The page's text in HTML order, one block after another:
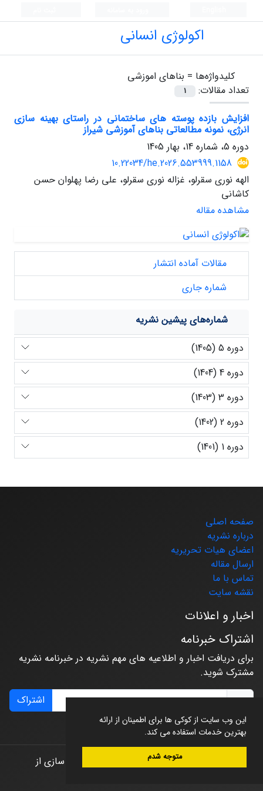
این وب سایت از کوکی ها برای اطمینان از ارائه
بهترین خدمات استفاده می کند.
متوجه شدم
اکولوژی انسانی
کلیدواژه‌ها = بناهای اموزشی
تعداد مقالات:
1
افزایش بازده پوسته های ساختمانی در راستای بهینه سازی
انرژی، نمونه مطالعاتی بناهای آموزشی شیراز
دوره 5، شماره 14، بهار 1405
10.22034/he.2026.553999.1158
الهه نوری سقرلو، غزاله نوری سقرلو، علی رضا پهلوان حسن
کاشانی
مشاهده مقاله
مقالات آماده انتشار
شماره جاری
شماره‌های پیشین نشریه
دوره 5 (1405)
دوره 4 (1404)
دوره 3 (1403)
دوره 2 (1402)
دوره 1 (1401)
صفحه اصلی
درباره نشریه
اعضای هیات تحریریه
ارسال مقاله
تماس با ما
نقشه سایت
اخبار و اعلانات
اشتراک خبرنامه
برای دریافت اخبار و اطلاعیه های مهم نشریه در خبرنامه نشریه
مشترک شوید.
اشتراک
© سامانه مدیریت نشریات علمی.
طراحی و پیاده سازی از